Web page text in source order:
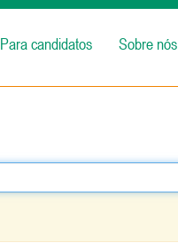
Para candidatos Sobre nós